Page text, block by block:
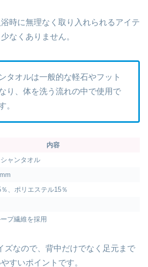
時に無理なく取り入れられるアイテ
なくありません。
タオルは一般的な軽石やフット
り、体を洗う流れの中で使用で
。
内容
ャンタオル
、ポリエステル15％
プ繊維を採用
ズなので、背中だけでなく足元まで
すいポイントです。